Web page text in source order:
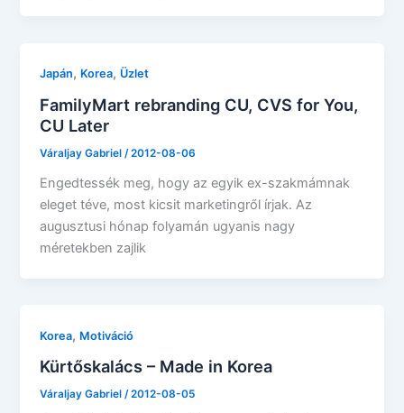
Japán, Korea, Üzlet
FamilyMart rebranding CU, CVS for You,
CU Later
Váraljay Gabriel/2012-08-06
Engedtessék meg, hogy az egyik ex-szakmámnak
eleget téve, most kicsit marketingről írjak. Az
augusztusi hónap folyamán ugyanis nagy
méretekben zajlik
Korea, Motiváció
Kürtőskalács – Made in Korea
Váraljay Gabriel/2012-08-05